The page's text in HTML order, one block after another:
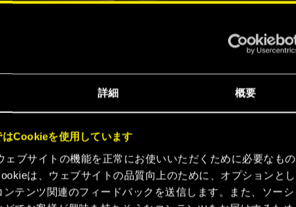
詳細 概要
はCookieを使用しています
ェブサイトの機能を正常にお使いいただくために必要なもの
は、ウェブサイトの品質向上のために、オプションとし
ンテンツ関連のフィードバックを送信します。また、ソーシ